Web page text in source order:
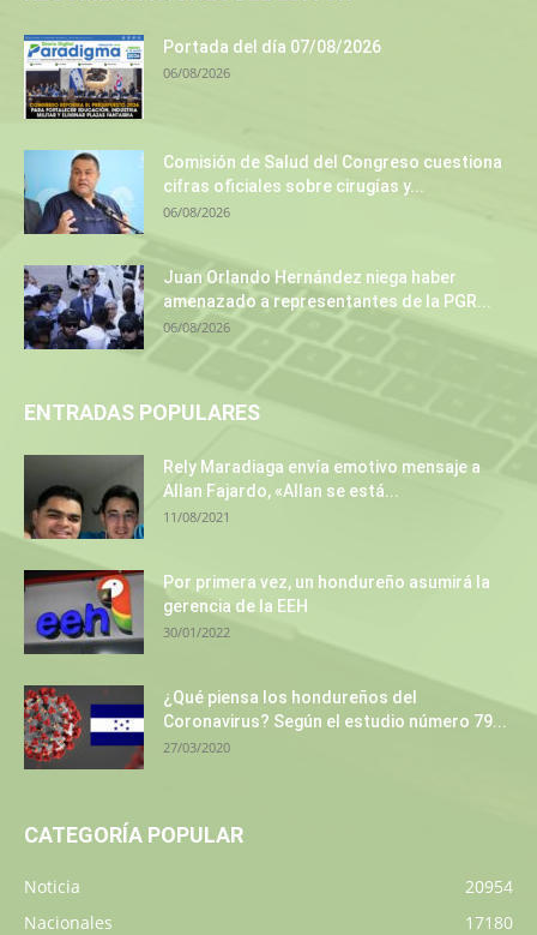
Portada del día 07/08/2026
06/08/2026
Comisión de Salud del Congreso cuestiona
cifras oficiales sobre cirugías y...
06/08/2026
Juan Orlando Hernández niega haber
amenazado a representantes de la PGR...
06/08/2026
ENTRADAS POPULARES
Rely Maradiaga envía emotivo mensaje a
Allan Fajardo, «Allan se está...
11/08/2021
Por primera vez, un hondureño asumirá la
gerencia de la EEH
30/01/2022
¿Qué piensa los hondureños del
Coronavirus? Según el estudio número 79...
27/03/2020
CATEGORÍA POPULAR
Noticia
20954
Nacionales
17180